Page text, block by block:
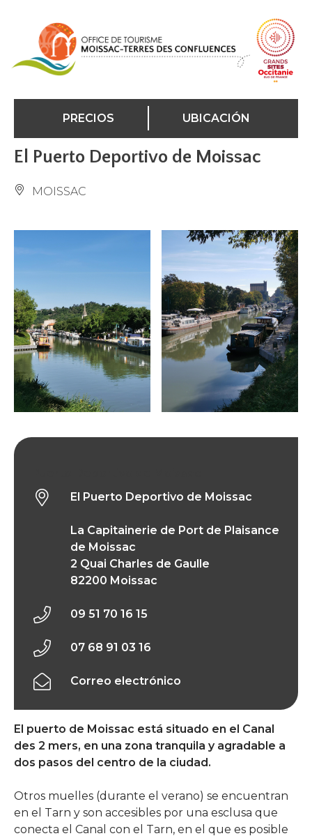
PRECIOS UBICACIÓN
El Puerto Deportivo de Moissac
MOISSAC
El puerto de Moissac está situado en el Canal
des 2 mers, en una zona tranquila y agradable a
dos pasos del centro de la ciudad.
Otros muelles (durante el verano) se encuentran
en el Tarn y son accesibles por una esclusa que
conecta el Canal con el Tarn, en el que es posible
El Puerto Deportivo de Moissac
La Capitainerie de Port de Plaisance
de Moissac
2 Quai Charles de Gaulle
82200 Moissac
09 51 70 16 15
07 68 91 03 16
Correo electrónico